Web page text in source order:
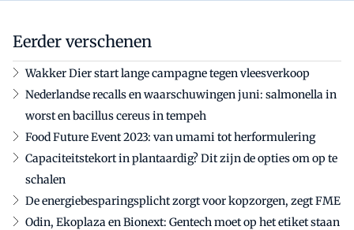
Eerder verschenen
Wakker Dier start lange campagne tegen vleesverkoop
Nederlandse recalls en waarschuwingen juni: salmonella in
worst en bacillus cereus in tempeh
Food Future Event 2023: van umami tot herformulering
Capaciteitstekort in plantaardig? Dit zijn de opties om op te
schalen
De energiebesparingsplicht zorgt voor kopzorgen, zegt FME
Odin, Ekoplaza en Bionext: Gentech moet op het etiket staan